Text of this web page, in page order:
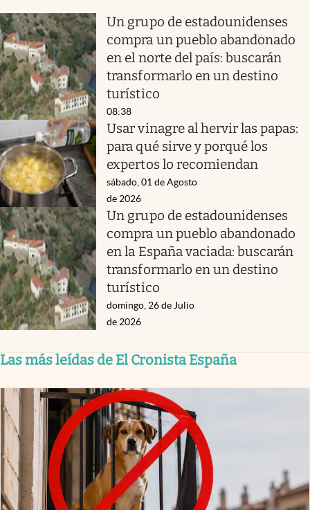
Un grupo de estadounidenses
compra un pueblo abandonado
en el norte del país: buscarán
transformarlo en un destino
turístico
08:38
Usar vinagre al hervir las papas:
para qué sirve y porqué los
expertos lo recomiendan
sábado, 01 de Agosto
de 2026
Un grupo de estadounidenses
compra un pueblo abandonado
en la España vaciada: buscarán
transformarlo en un destino
turístico
domingo, 26 de Julio
de 2026
Las más leídas de El Cronista España